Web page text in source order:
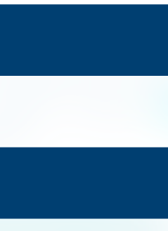
Dicas para Pais e Alunos Dicas